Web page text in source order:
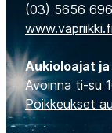
(03) 5656
www.vapriikki.fi
Aukioloajat
Avoinna ti-su
Poikkeukset